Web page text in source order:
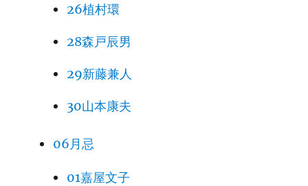
26植村環
28森戸辰男
29新藤兼人
30山本康夫
06月忌
01嘉屋文子